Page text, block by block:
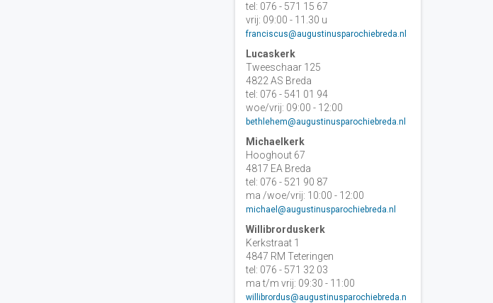
tel: 076 - 571 15 67
vrij: 09:00 - 11.30 u
franciscus@augustinusparochiebreda.nl
Lucaskerk
Tweeschaar 125
4822 AS Breda
tel: 076 - 541 01 94
woe/vrij: 09:00 - 12:00
bethlehem@augustinusparochiebreda.nl
Michaelkerk
Hooghout 67
4817 EA Breda
tel: 076 - 521 90 87
ma /woe/vrij: 10:00 - 12:00
michael@augustinusparochiebreda.nl
Willibrorduskerk
Kerkstraat 1
4847 RM Teteringen
tel: 076 - 571 32 03
ma t/m vrij: 09:30 - 11:00
willibrordus@augustinusparochiebreda.n